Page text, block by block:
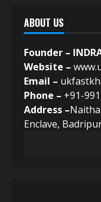
ABOUT US
Founder –
Website –
Email –
Phone – +91-
Address –
Enclave,